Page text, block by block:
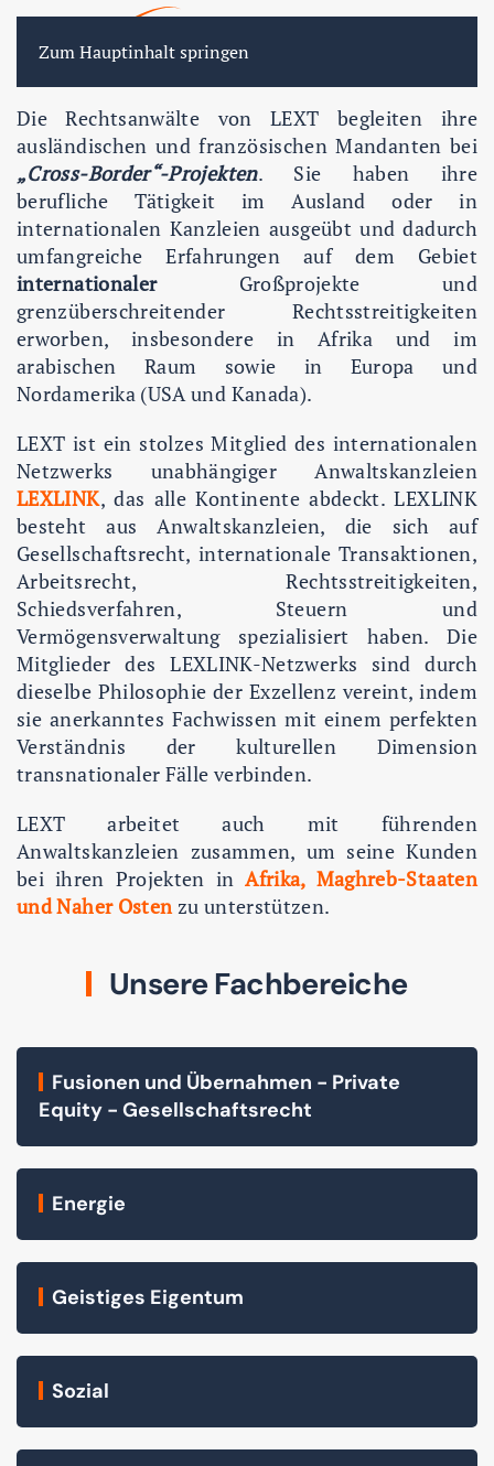
Zum Hauptinhalt springen
International
Die Rechtsanwälte von LEXT begleiten ihre
ausländischen und französischen Mandanten bei
„Cross-Border“-Projekten. Sie haben ihre
berufliche Tätigkeit im Ausland oder in
internationalen Kanzleien ausgeübt und dadurch
umfangreiche Erfahrungen auf dem Gebiet
internationalerGroßprojekte und
grenzüberschreitender Rechtsstreitigkeiten
erworben, insbesondere in Afrika und im
arabischen Raum sowie in Europa und
Nordamerika (USA und Kanada).
LEXT ist ein stolzes Mitglied des internationalen
Netzwerks unabhängiger Anwaltskanzleien
LEXLINK, das alle Kontinente abdeckt. LEXLINK
besteht aus Anwaltskanzleien, die sich auf
Gesellschaftsrecht, internationale Transaktionen,
Arbeitsrecht, Rechtsstreitigkeiten,
Schiedsverfahren, Steuern und
Vermögensverwaltung spezialisiert haben. Die
Mitglieder des LEXLINK-Netzwerks sind durch
dieselbe Philosophie der Exzellenz vereint, indem
sie anerkanntes Fachwissen mit einem perfekten
Verständnis der kulturellen Dimension
transnationaler Fälle verbinden.
LEXT arbeitet auch mit führenden
Anwaltskanzleien zusammen, um seine Kunden
bei ihren Projekten inAfrika, Maghreb-Staaten
und Naher Ostenzu unterstützen.
Unsere Fachbereiche
Fusionen und Übernahmen - Private
Equity - Gesellschaftsrecht
Energie
Geistiges Eigentum
Sozial